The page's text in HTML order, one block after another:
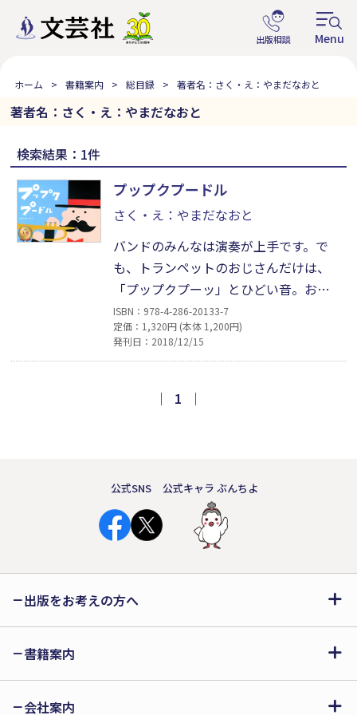
ホーム 書籍案内 総目録 著者名：さく・え：やまだなおと
著者名：さく・え：やまだなおと
検索結果：1件
プップクプードル
さく・え：やまだなおと
バンドのみんなは演奏が上手です。で
も、トランペットのおじさんだけは、
「プップクプーッ」とひどい音。おじ
さんはバンドをクビになってしまいま
した。でも、あるとき泣いている女の
子のためにトランペットを吹くこと
か」が出てきて……。ポップで鮮やか
ISBN：978-4-286-20133-7
定価：1,320円 (本体 1,200円)
発刊日：2018/12/15
｜ 1 ｜
公式SNS 公式キャラ ぶんちよ
出版をお考えの方へ
書籍案内
会社案内